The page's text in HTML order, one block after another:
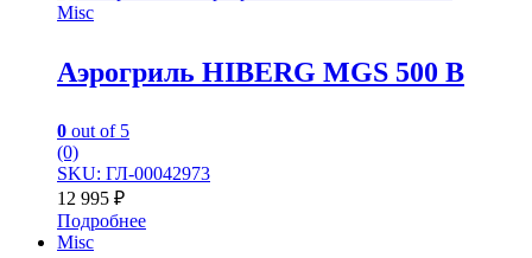
Misc
Аэрогриль HIBERG MGS 500 B
0 out of 5
(0)
SKU: ГЛ-00042973
12 995 ₽
Подробнее
Misc